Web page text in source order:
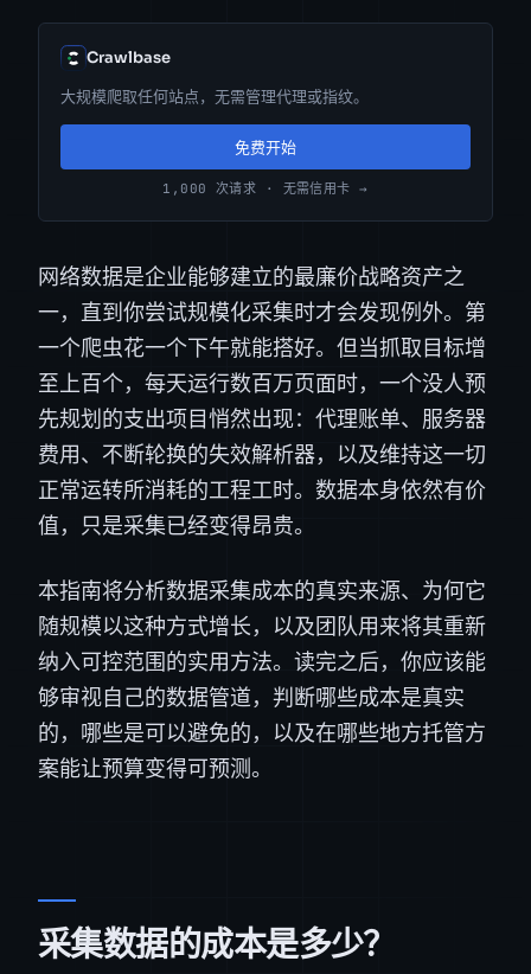
Crawlbase
大规模爬取任何站点，无需管理代理或指纹。
免费开始
1,000 次请求 · 无需信用卡 →
网络数据是企业能够建立的最廉价战略资产之
一，直到你尝试规模化采集时才会发现例外。第
一个爬虫花一个下午就能搭好。但当抓取目标增
至上百个，每天运行数百万页面时，一个没人预
先规划的支出项目悄然出现：代理账单、服务器
费用、不断轮换的失效解析器，以及维持这一切
正常运转所消耗的工程工时。数据本身依然有价
值，只是采集已经变得昂贵。
本指南将分析数据采集成本的真实来源、为何它
随规模以这种方式增长，以及团队用来将其重新
纳入可控范围的实用方法。读完之后，你应该能
够审视自己的数据管道，判断哪些成本是真实
的，哪些是可以避免的，以及在哪些地方托管方
案能让预算变得可预测。
采集数据的成本是多少？